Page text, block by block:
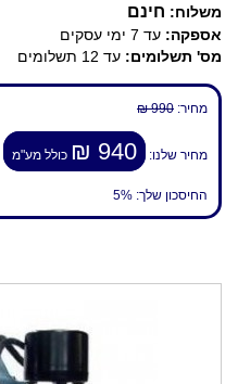
משלוח: חינם
אספקה: עד 7 ימי עסקים
מס' תשלומים: עד 12 תשלומים
מחיר: 990 ₪
מחיר שלנו: 940 ₪ כולל מע"מ
החיסכון שלך: 5%